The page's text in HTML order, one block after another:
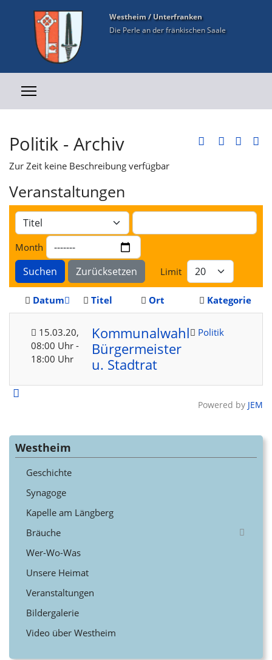
Westheim / Unterfranken
Die Perle an der fränkischen Saale
Politik - Archiv
Zur Zeit keine Beschreibung verfügbar
Veranstaltungen
Month
Suchen Zurücksetzen Limit
Datum Titel Ort Kategorie
15.03.20,
08:00 Uhr -
18:00 Uhr
Kommunalwahl
Bürgermeister
u. Stadtrat
Politik
Powered by JEM
Westheim
Geschichte
Synagoge
Kapelle am Längberg
Bräuche
Wer-Wo-Was
Unsere Heimat
Veranstaltungen
Bildergalerie
Video über Westheim